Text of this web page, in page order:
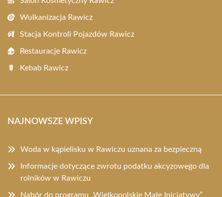
Wulkanizacja Rawicz
Stacja Kontroli Pojazdów Rawicz
Restauracje Rawicz
Kebab Rawicz
NAJNOWSZE WPISY
Woda w kąpielisku w Rawiczu uznana za bezpieczną
Informacje dotyczące zwrotu podatku akcyzowego dla
rolników w Rawiczu
Nabór do programu „Wielkopolskie Małe Inicjatywy”